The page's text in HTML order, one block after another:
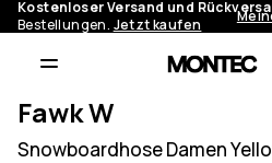
Kostenloser Versand und
Bestellungen. Jetzt kaufen
Fawk W
Snowboardhose Damen